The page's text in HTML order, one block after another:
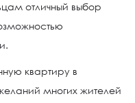
отличный выбор
квартиру в
многих жителей